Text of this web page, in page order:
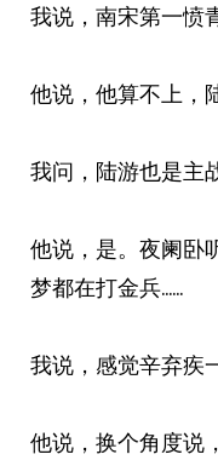
我说，南宋第一愤
他说，他算不上，
我问，陆游也是主
他说，是。夜阑卧
梦都在打金兵……
我说，感觉辛弃疾
他说，换个角度说